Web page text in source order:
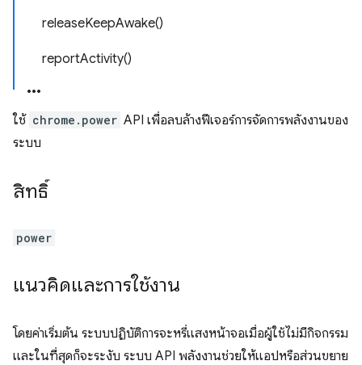
releaseKeepAwake()
reportActivity()
ใช้ chrome.power API เพื่อลบล้างฟีเจอร์การจัดการพลังงานของ
ระบบ
สิทธิ์
power
แนวคิดและการใช้งาน
โดยค่าเริ่มต้น ระบบปฏิบัติการจะหรี่แสงหน้าจอเมื่อผู้ใช้ไม่มีกิจกรรม
และในที่สุดก็จะระงับ ระบบ API พลังงานช่วยให้แอปหรือส่วนขยาย